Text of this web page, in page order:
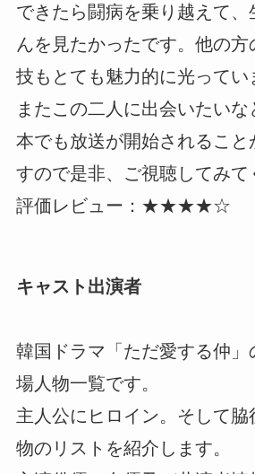
できたら闘病を乗り越えて、
んを見たかったです。他の方
技もとても魅力的に光ってい
またこの二人に出会いたいな
本でも放送が開始されること
すので是非、ご視聴してみて
評価レビュー：★★★★☆
キャスト出演者
韓国ドラマ「ただ愛する仲」
場人物一覧です。
主人公にヒロイン。そして脇
物のリストを紹介します。